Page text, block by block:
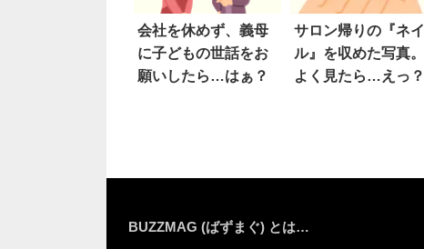
会社を休めず、義母
に子どもの世話をお
願いしたら…はぁ？
サロン帰りの『ネイ
ル』を収めた写真。
よく見たら…えっ？
BUZZMAG (ばずまぐ) とは…